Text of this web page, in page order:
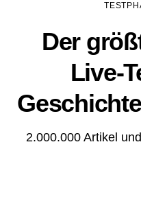
Der
Live-
2.000.000 Artikel